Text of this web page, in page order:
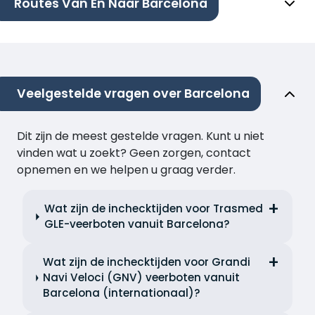
Routes Van En Naar Barcelona
Veelgestelde vragen over Barcelona
Dit zijn de meest gestelde vragen. Kunt u niet
vinden wat u zoekt? Geen zorgen, contact
opnemen en we helpen u graag verder.
Wat zijn de inchecktijden voor Trasmed
GLE-veerboten vanuit Barcelona?
Wat zijn de inchecktijden voor Grandi
Navi Veloci (GNV) veerboten vanuit
Barcelona (internationaal)?